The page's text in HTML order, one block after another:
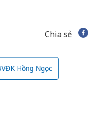
Chia sẻ
Hồng Ngọc